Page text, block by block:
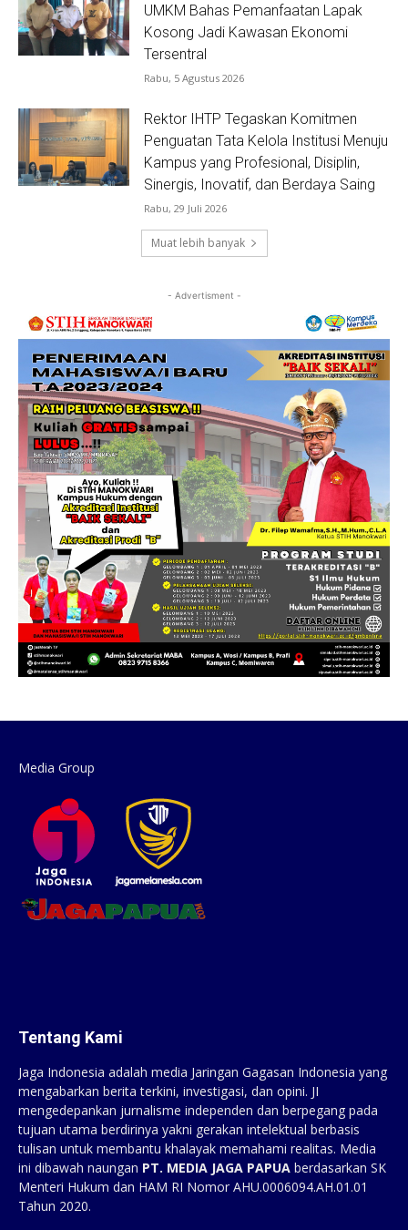
UMKM Bahas Pemanfaatan Lapak
Kosong Jadi Kawasan Ekonomi
Tersentral
Rabu, 5 Agustus 2026
Rektor IHTP Tegaskan Komitmen
Penguatan Tata Kelola Institusi Menuju
Kampus yang Profesional, Disiplin,
Sinergis, Inovatif, dan Berdaya Saing
Rabu, 29 Juli 2026
Muat lebih banyak
- Advertisment -
Media Group
Tentang Kami
Jaga Indonesia adalah media Jaringan Gagasan Indonesia yang
mengabarkan berita terkini, investigasi, dan opini. JI
mengedepankan jurnalisme independen dan berpegang pada
tujuan utama berdirinya yakni gerakan intelektual berbasis
tulisan untuk membantu khalayak memahami realitas. Media
ini dibawah naungan PT. MEDIA JAGA PAPUA berdasarkan SK
Menteri Hukum dan HAM RI Nomor AHU.0006094.AH.01.01
Tahun 2020.